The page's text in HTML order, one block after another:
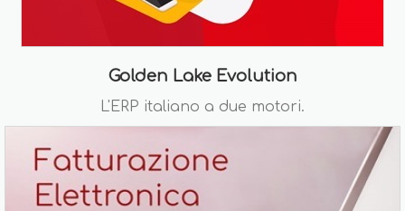
Golden Lake Evolution
L'ERP italiano a due motori.